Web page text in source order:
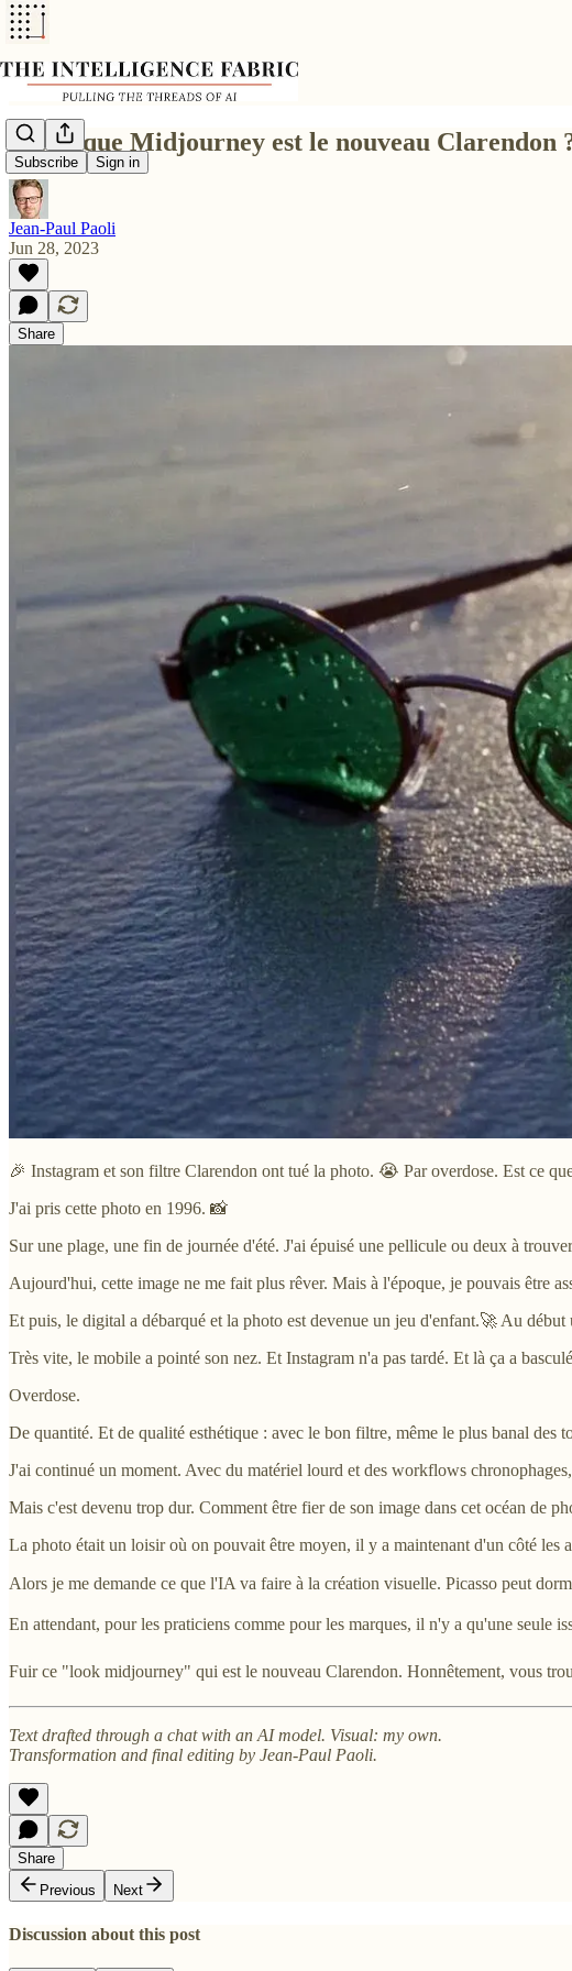
Subscribe Sign in
Est ce que Midjourney est le nouveau Clarendon
Jean-Paul Paoli
Jun 28, 2023
Share
🎉 Instagram et son filtre Clarendon ont tué la photo. 😭 Par overdose. Est ce
J'ai pris cette photo en 1996. 📸
Sur une plage, une fin de journée d'été. J'ai épuisé une pellicule ou deux à
Aujourd'hui, cette image ne me fait plus rêver. Mais à l'époque, je pouvais être
Et puis, le digital a débarqué et la photo est devenue un jeu d'enfant.🚀 Au
Très vite, le mobile a pointé son nez. Et Instagram n'a pas tardé. Et là ça a
Overdose.
De quantité. Et de qualité esthétique : avec le bon filtre, même le plus banal des
J'ai continué un moment. Avec du matériel lourd et des workflows
Mais c'est devenu trop dur. Comment être fier de son image dans cet océan de
La photo était un loisir où on pouvait être moyen, il y a maintenant d'un côté les
Alors je me demande ce que l'IA va faire à la création visuelle. Picasso peut
En attendant, pour les praticiens comme pour les marques, il n'y a qu'une seule
Fuir ce "look midjourney" qui est le nouveau Clarendon. Honnêtement, vous
Text drafted through a chat with an AI model. Visual: my own.
Transformation and final editing by Jean-Paul Paoli.
Share
Previous
Next
Discussion about this post